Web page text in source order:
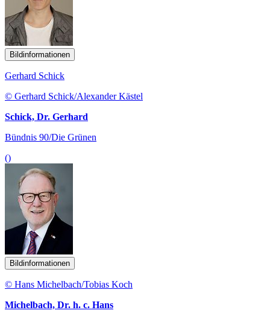
Bildinformationen
Gerhard Schick
© Gerhard Schick/Alexander Kästel
Schick, Dr. Gerhard
Bündnis 90/Die Grünen
()
Bildinformationen
© Hans Michelbach/Tobias Koch
Michelbach, Dr. h. c. Hans